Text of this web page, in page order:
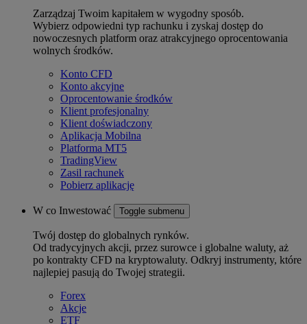
Zarządzaj Twoim kapitałem w wygodny sposób.
Wybierz odpowiedni typ rachunku i zyskaj dostęp do
nowoczesnych platform oraz atrakcyjnego oprocentowania
wolnych środków.
Konto CFD
Konto akcyjne
Oprocentowanie środków
Klient profesjonalny
Klient doświadczony
Aplikacja Mobilna
Platforma MT5
TradingView
Zasil rachunek
Pobierz aplikację
W co Inwestować Toggle submenu
Twój dostęp do globalnych rynków.
Od tradycyjnych akcji, przez surowce i globalne waluty, aż
po kontrakty CFD na kryptowaluty. Odkryj instrumenty, które
najlepiej pasują do Twojej strategii.
Forex
Akcje
ETF